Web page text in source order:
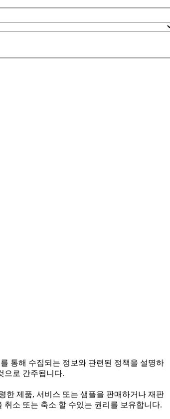
통해 수집되는 정보와 관련된 정책을 설명하
으로 간주됩니다.
한 제품, 서비스 또는 샘플을 판매하거나 재판
소 또는 축소 할 수있는 권리를 보유합니다.